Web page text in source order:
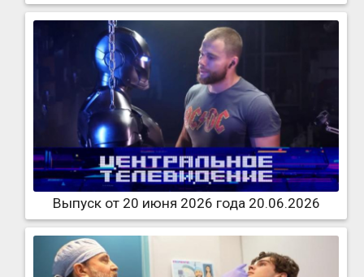
Выпуск от 20 июня 2026 года 20.06.2026